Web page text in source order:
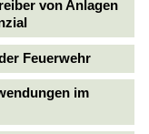
von Anlagen
Feuerwehr
im